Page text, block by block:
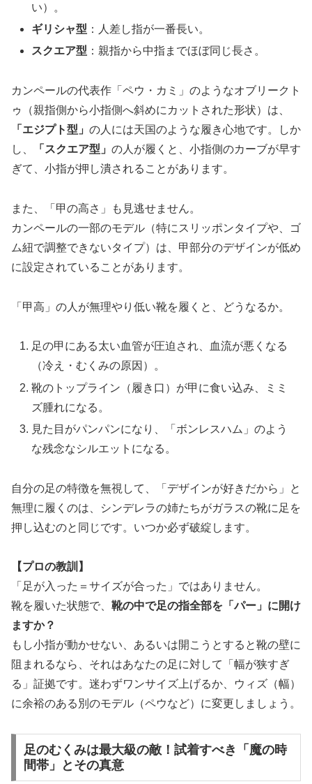
い）。
ギリシャ型 ：人差し指が一番長い。
スクエア型 ：親指から中指までほぼ同じ長さ。
カンペールの代表作「ペウ・カミ」のようなオブリークト
ゥ（親指側から小指側へ斜めにカットされた形状）は、
「エジプト型」 の人には天国のような履き心地です。しか
し、
「スクエア型」 の人が履くと、小指側のカーブが早す
ぎて、小指が押し潰されることがあります。
また、「甲の高さ」も見逃せません。
カンペールの一部のモデル（特にスリッポンタイプや、ゴ
ム紐で調整できないタイプ）は、甲部分のデザインが低め
に設定されていることがあります。
「甲高」の人が無理やり低い靴を履くと、どうなるか。
足の甲にある太い血管が圧迫され、血流が悪くなる
（冷え・むくみの原因）。
靴のトップライン（履き口）が甲に食い込み、ミミ
ズ腫れになる。
見た目がパンパンになり、「ボンレスハム」のよう
な残念なシルエットになる。
自分の足の特徴を無視して、「デザインが好きだから」と
無理に履くのは、シンデレラの姉たちがガラスの靴に足を
押し込むのと同じです。いつか必ず破綻します。
【プロの教訓】
「足が入った＝サイズが合った」ではありません。
靴を履いた状態で、 靴の中で足の指全部を「パー」に開け
ますか？
もし小指が動かせない、あるいは開こうとすると靴の壁に
阻まれるなら、それはあなたの足に対して「幅が狭すぎ
る」証拠です。迷わずワンサイズ上げるか、ウィズ（幅）
に余裕のある別のモデル（ペウなど）に変更しましょう。
足のむくみは最大級の敵！試着すべき「魔の時
間帯」とその真意